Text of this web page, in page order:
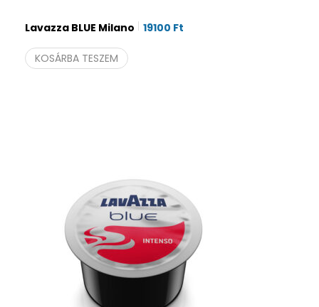
Lavazza BLUE Milano 19100 Ft
KOSÁRBA TESZEM